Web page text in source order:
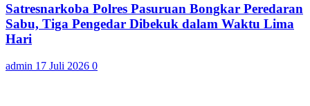
Satresnarkoba Polres Pasuruan Bongkar Peredaran
Sabu, Tiga Pengedar Dibekuk dalam Waktu Lima
Hari
admin 17 Juli 2026 0